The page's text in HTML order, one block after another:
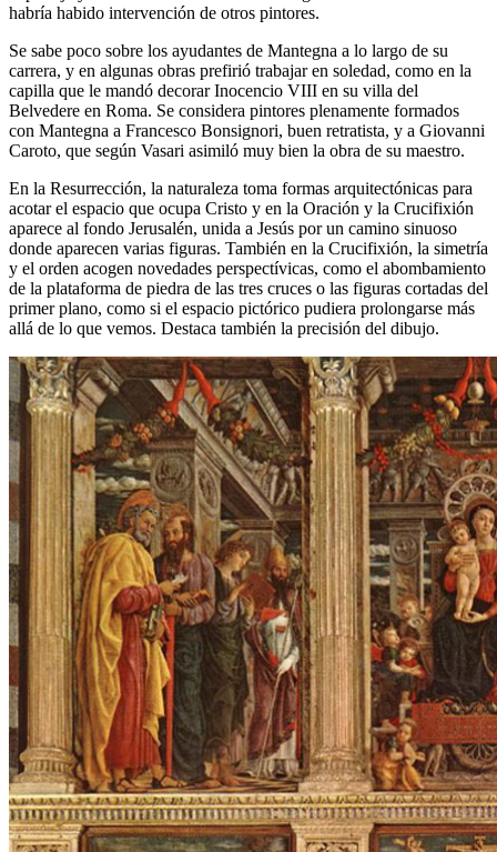
habría habido intervención de otros pintores.
Se sabe poco sobre los ayudantes de Mantegna a lo largo de su
carrera, y en algunas obras prefirió trabajar en soledad, como en la
capilla que le mandó decorar Inocencio VIII en su villa del
Belvedere en Roma. Se considera pintores plenamente formados
con Mantegna a Francesco Bonsignori, buen retratista, y a Giovanni
Caroto, que según Vasari asimiló muy bien la obra de su maestro.
En la Resurrección, la naturaleza toma formas arquitectónicas para
acotar el espacio que ocupa Cristo y en la Oración y la Crucifixión
aparece al fondo Jerusalén, unida a Jesús por un camino sinuoso
donde aparecen varias figuras. También en la Crucifixión, la simetría
y el orden acogen novedades perspectívicas, como el abombamiento
de la plataforma de piedra de las tres cruces o las figuras cortadas del
primer plano, como si el espacio pictórico pudiera prolongarse más
allá de lo que vemos. Destaca también la precisión del dibujo.